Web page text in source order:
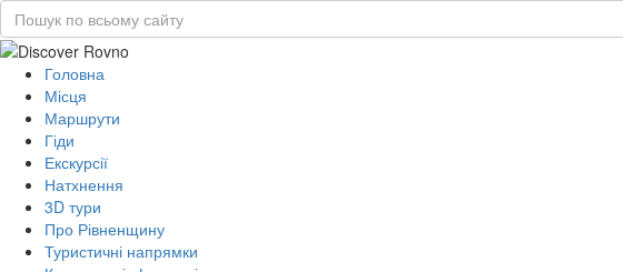
Головна
Місця
Маршрути
Гіди
Екскурсії
Натхнення
3D тури
Про Рівненщину
Туристичні напрямки